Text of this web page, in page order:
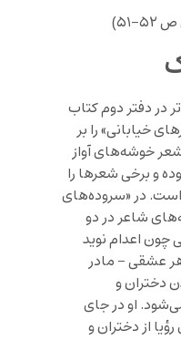
۵۱)
در دفتر دوم کتاب
خیابانی» را بر
خوشه‌های آواز
و برخی شعرها را
‌است. در «سروده‌های
شاعر در دو
اعدام نوید
عشقی – مادر
دختران و
او در جای
از دختران و